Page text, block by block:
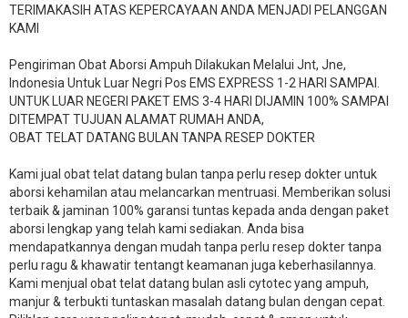
TERIMAKASIH ATAS KEPERCAYAAN ANDA MENJADI PELANGGAN
KAMI
Pengiriman Obat Aborsi Ampuh Dilakukan Melalui Jnt, Jne,
Indonesia Untuk Luar Negri Pos EMS EXPRESS 1-2 HARI SAMPAI.
UNTUK LUAR NEGERI PAKET EMS 3-4 HARI DIJAMIN 100% SAMPAI
DITEMPAT TUJUAN ALAMAT RUMAH ANDA,
OBAT TELAT DATANG BULAN TANPA RESEP DOKTER
Kami jual obat telat datang bulan tanpa perlu resep dokter untuk
aborsi kehamilan atau melancarkan mentruasi. Memberikan solusi
terbaik & jaminan 100% garansi tuntas kepada anda dengan paket
aborsi lengkap yang telah kami sediakan. Anda bisa
mendapatkannya dengan mudah tanpa perlu resep dokter tanpa
perlu ragu & khawatir tentangt keamanan juga keberhasilannya.
Kami menjual obat telat datang bulan asli cytotec yang ampuh,
manjur & terbukti tuntaskan masalah datang bulan dengan cepat.